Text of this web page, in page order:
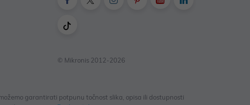
© Mikronis 2012-2026
garantirati potpunu točnost slika, opisa ili dostupnosti